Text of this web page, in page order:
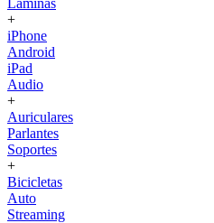
Laminas
+
iPhone
Android
iPad
Audio
+
Auriculares
Parlantes
Soportes
+
Bicicletas
Auto
Streaming